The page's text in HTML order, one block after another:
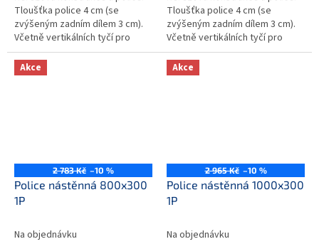
Tloušťka police 4 cm (se
zvýšeným zadním dílem 3 cm).
Včetně vertikálních tyčí pro
upevnění na stěnu - výška 35
cm. Police a upevňovací tyče
mohou...
Tloušťka police 4 cm (se
zvýšeným zadním dílem 3 cm).
Včetně vertikálních tyčí pro
upevnění na stěnu - výška 35
cm. Police a upevňovací tyče
mohou...
Akce
2 783 Kč –10 %
Police nástěnná 800x300
1P
Na objednávku
Akce
2 965 Kč –10 %
Police nástěnná 1000x300
1P
Na objednávku